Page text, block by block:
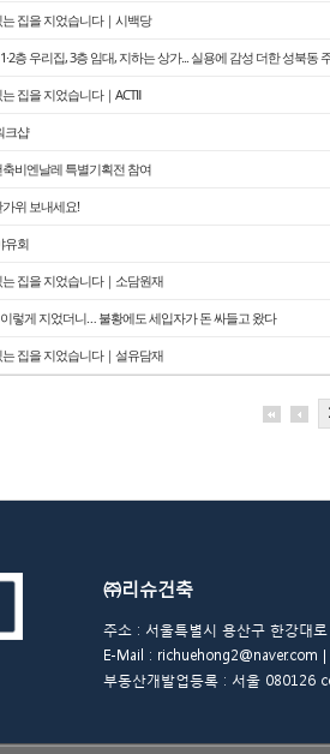
집을 지었습니다｜시백당
층 우리집, 3층 임대, 지하는 상가... 실용에 감성 더한 성북동
집을 지었습니다｜ACTⅡ
크샵
비엔날레 특별기획전 참여
위 보내세요!
유회
집을 지었습니다｜소담원재
렇게 지었더니… 불황에도 세입자가 돈 싸들고 왔다
집을 지었습니다｜설유담재
㈜리슈건축
주소 : 서울특별시 용산구 한강대
E-Mail :
부동산개발업등록 : 서울 080126